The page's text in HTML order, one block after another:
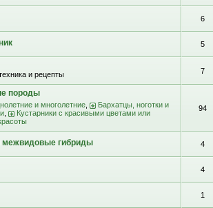
6
5
и рецепты 7
породы
и многолетние
Бархатцы, ноготки и
Кустарники с красивыми цветами или
94
гибриды 4
4
1